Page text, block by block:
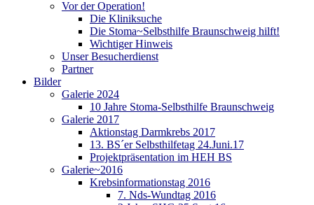
Vor der Operation!
Die Kliniksuche
Die Stoma~Selbsthilfe Braunschweig hilft!
Wichtiger Hinweis
Unser Besucherdienst
Partner
Bilder
Galerie 2024
10 Jahre Stoma-Selbsthilfe Braunschweig
Galerie 2017
Aktionstag Darmkrebs 2017
13. BS´er Selbsthilfetag 24.Juni.17
Projektpräsentation im HEH BS
Galerie~2016
Krebsinformationstag 2016
7. Nds-Wundtag 2016